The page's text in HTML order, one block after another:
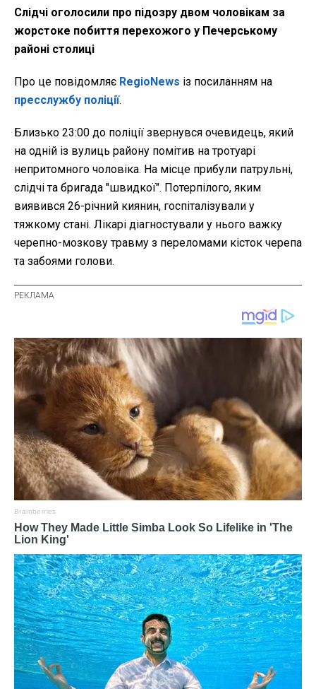
Слідчі оголосили про підозру двом чоловікам за
жорстоке побиття перехожого у Печерському
районі столиці
Про це повідомляє RegioNews із посиланням на
пресслужбу поліції.
Близько 23:00 до поліції звернувся очевидець, який
на одній із вулиць району помітив на тротуарі
непритомного чоловіка. На місце прибули патрульні,
слідчі та бригада "швидкої". Потерпілого, яким
виявився 26-річний киянин, госпіталізували у
тяжкому стані. Лікарі діагностували у нього важку
черепно-мозкову травму з переломами кісток черепа
та забоями голови.